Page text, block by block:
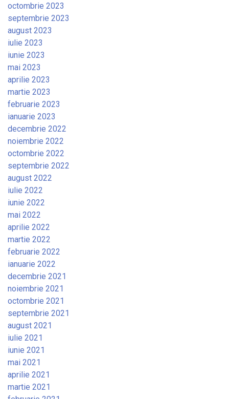
octombrie 2023
septembrie 2023
august 2023
iulie 2023
iunie 2023
mai 2023
aprilie 2023
martie 2023
februarie 2023
ianuarie 2023
decembrie 2022
noiembrie 2022
octombrie 2022
septembrie 2022
august 2022
iulie 2022
iunie 2022
mai 2022
aprilie 2022
martie 2022
februarie 2022
ianuarie 2022
decembrie 2021
noiembrie 2021
octombrie 2021
septembrie 2021
august 2021
iulie 2021
iunie 2021
mai 2021
aprilie 2021
martie 2021